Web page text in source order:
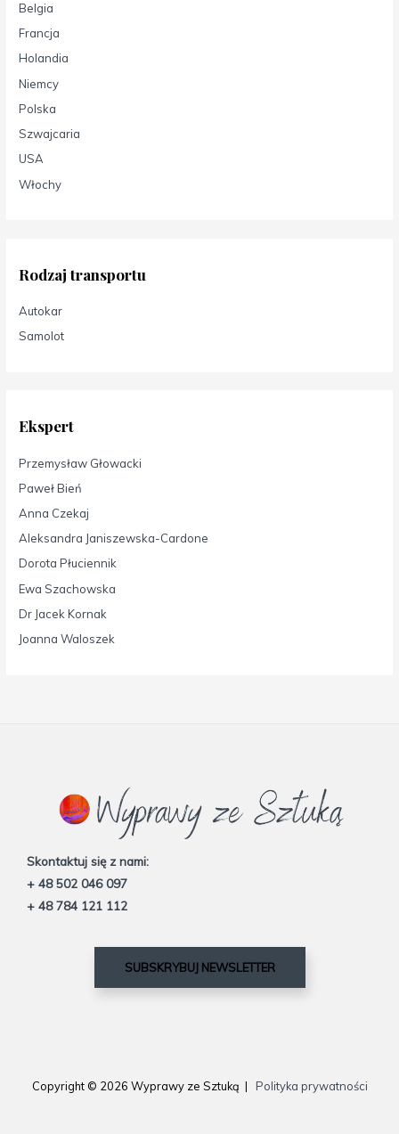
Belgia
Francja
Holandia
Niemcy
Polska
Szwajcaria
USA
Włochy
Rodzaj transportu
Autokar
Samolot
Ekspert
Przemysław Głowacki
Paweł Bień
Anna Czekaj
Aleksandra Janiszewska-Cardone
Dorota Płuciennik
Ewa Szachowska
Dr Jacek Kornak
Joanna Waloszek
Skontaktuj się z nami:
+ 48 502 046 097
+ 48 784 121 112
SUBSKRYBUJ NEWSLETTER
Copyright © 2026 Wyprawy ze Sztuką | Polityka prywatności